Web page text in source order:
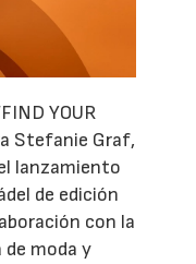
YOUR
Stefanie Graf,
lanzamiento
de edición
con la
moda y